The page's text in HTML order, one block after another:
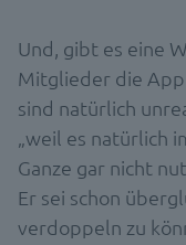
Und, gibt es eine
Mitglieder die App
sind natürlich
„weil es natürlich
Ganze gar nicht
Er sei schon
verdoppeln zu